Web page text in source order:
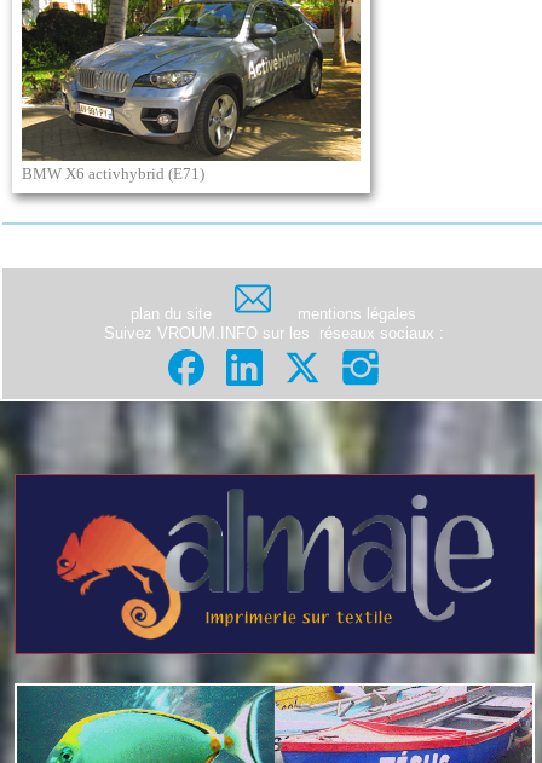
BMW X6 activhybrid (E71)
plan du site
mentions légales
Suivez VROUM.INFO sur les
réseaux sociaux :